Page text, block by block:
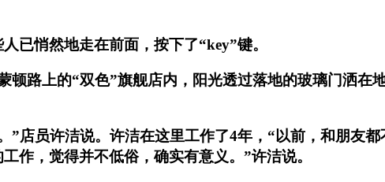
已悄然地走在前面，按下了“key”键。
路上的“双色”旗舰店内，阳光透过落地的玻璃门洒在
”店员许洁说。许洁在这里工作了4年，“以前，和朋友
作，觉得并不低俗，确实有意义。”许洁说。